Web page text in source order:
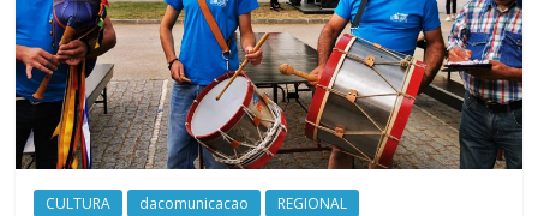
CULTURA dacomunicacao REGIONAL